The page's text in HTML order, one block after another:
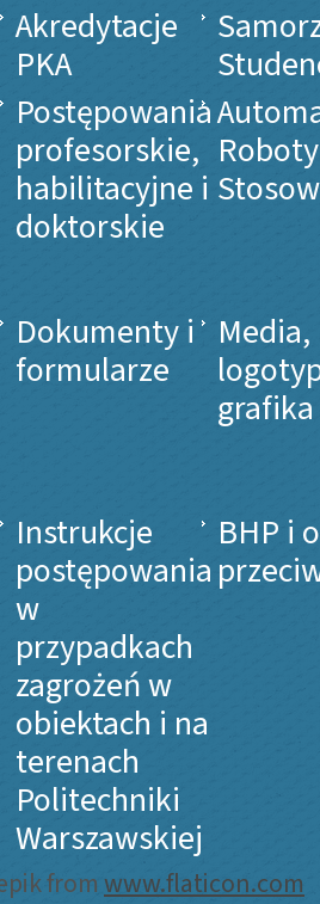
Akredytacje
PKA
Postępowania
profesorskie,
habilitacyjne i
doktorskie
Dokumenty i
formularze
Media,
grafika
Instrukcje
postępowania
w
przypadkach
zagrożeń w
obiektach i na
terenach
Politechniki
Warszawskiej
BHP i
fromwww.flaticon.com